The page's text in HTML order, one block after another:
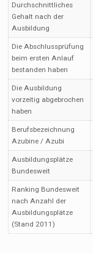
Durchschnittliches
Gehalt nach der
Ausbildung
Die Abschlussprüfung
beim ersten Anlauf
bestanden haben
Die Ausbildung
vorzeitig abgebrochen
haben
Berufsbezeichnung
Azubine / Azubi
Ausbildungsplätze
Bundesweit
Ranking Bundesweit
nach Anzahl der
Ausbildungsplätze
(Stand 2011)